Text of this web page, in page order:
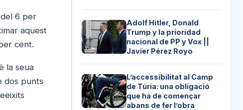
6 per
aquest
cent.
la seua
dos punts
Adolf Hitler, Donald
Trump y la prioridad
nacional de PP y Vox ||
Javier Pérez Royo
L’accessibilitat al Camp
de Túria: una obligació
que ha de començar
abans de fer l’obra